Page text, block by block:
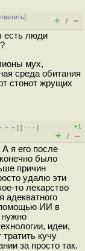
]
+ / –
есть люди
мух,
среда обитания
стонот жрущих
] [ · · ·]
+1
+ / –
я его после
было
причин
удалю эти
то лекарство
адекватного
помощью ИИ в
нужно
идеи,
кучу
за просто так.